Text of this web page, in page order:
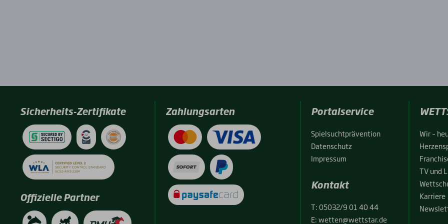
Sicherheits-Zertifikate
Offizielle Partner
Zahlungsarten Portalservice
Spiel­sucht­prä­ven­ti­on
Daten­schutz
Impres­sum
Kontakt
T:05032/9 01 40 44
E:wetten@wettstar.de
Wir –
TV und
Kar­rie­re